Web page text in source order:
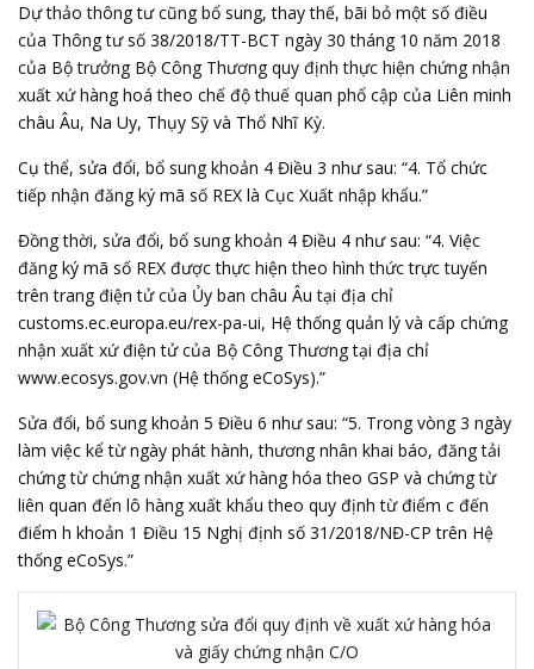
Dự thảo thông tư cũng bổ sung, thay thế, bãi bỏ một số điều
của Thông tư số 38/2018/TT-BCT ngày 30 tháng 10 năm 2018
của Bộ trưởng Bộ Công Thương quy định thực hiện chứng nhận
xuất xứ hàng hoá theo chế độ thuế quan phổ cập của Liên minh
châu Âu, Na Uy, Thụy Sỹ và Thổ Nhĩ Kỳ.
Cụ thể, sửa đổi, bổ sung khoản 4 Điều 3 như sau: “4. Tổ chức
tiếp nhận đăng ký mã số REX là Cục Xuất nhập khẩu.”
Đồng thời, sửa đổi, bổ sung khoản 4 Điều 4 như sau: “4. Việc
đăng ký mã số REX được thực hiện theo hình thức trực tuyến
trên trang điện tử của Ủy ban châu Âu tại địa chỉ
customs.ec.europa.eu/rex-pa-ui, Hệ thống quản lý và cấp chứng
nhận xuất xứ điện tử của Bộ Công Thương tại địa chỉ
www.ecosys.gov.vn (Hệ thống eCoSys).”
Sửa đổi, bổ sung khoản 5 Điều 6 như sau: “5. Trong vòng 3 ngày
làm việc kể từ ngày phát hành, thương nhân khai báo, đăng tải
chứng từ chứng nhận xuất xứ hàng hóa theo GSP và chứng từ
liên quan đến lô hàng xuất khẩu theo quy định từ điểm c đến
điểm h khoản 1 Điều 15 Nghị định số 31/2018/NĐ-CP trên Hệ
thống eCoSys.”